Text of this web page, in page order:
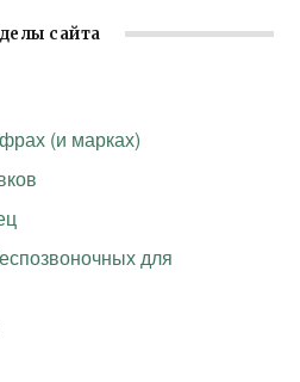
сайта
(и марках)
для